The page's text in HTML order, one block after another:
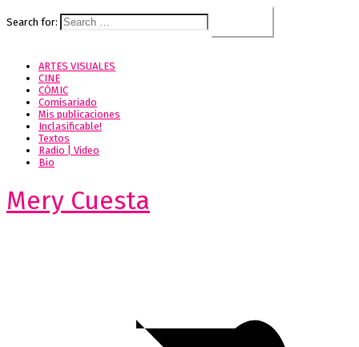
Search for:
ARTES VISUALES
CINE
CÓMIC
Comisariado
Mis publicaciones
Inclasificable!
Textos
Radio | Video
Bio
Mery Cuesta